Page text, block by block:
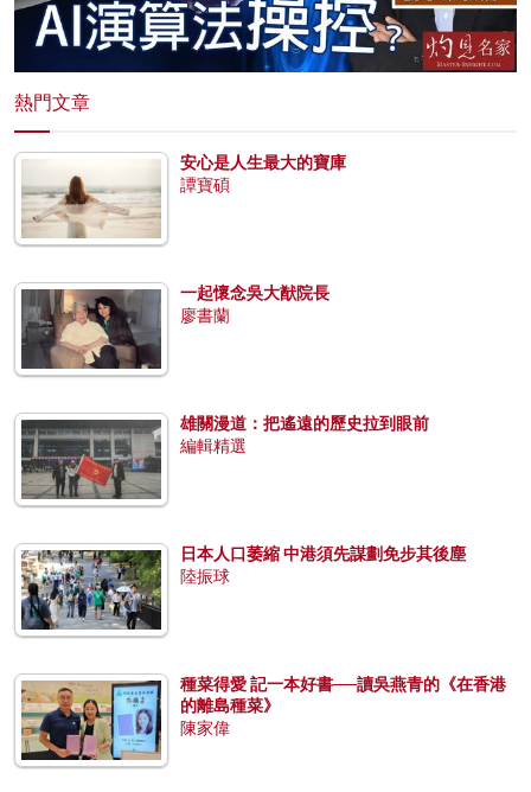
熱門文章
安心是人生最大的寶庫
譚寶碩
一起懷念吳大猷院長
廖書蘭
雄關漫道：把遙遠的歷史拉到眼前
編輯精選
日本人口萎縮 中港須先謀劃免步其後塵
陸振球
種菜得愛 記一本好書──讀吳燕青的《在香港
的離島種菜》
陳家偉